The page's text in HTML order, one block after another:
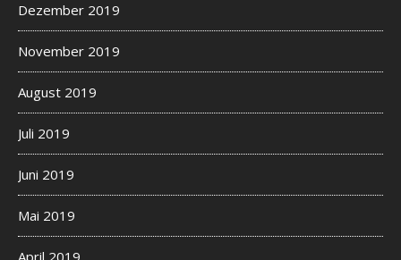
Dezember 2019
November 2019
August 2019
Juli 2019
Juni 2019
Mai 2019